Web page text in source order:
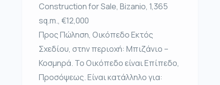
Construction for Sale, Bizanio, 1,365
sq.m., €12,000
Προς Πώληση, Οικόπεδο Εκτός
Σχεδίου, στην περιοχή: Μπιζάνιο –
Κοσμηρά. Το Οικόπεδο είναι Επίπεδο,
Προσόψεως. Είναι κατάλληλο για: